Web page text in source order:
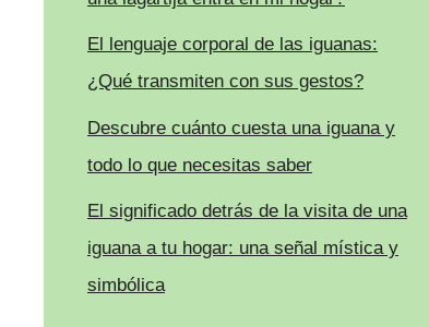
El lenguaje corporal de las iguanas:
¿Qué transmiten con sus gestos?
Descubre cuánto cuesta una iguana y
todo lo que necesitas saber
El significado detrás de la visita de una
iguana a tu hogar: una señal mística y
simbólica